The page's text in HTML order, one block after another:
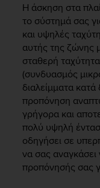
Η άσκηση στα
το σύστημά σας
και υψηλές
αυτής της ζώνης
σταθερή
(συνδυασμός
διαλείμματα
προπόνηση
γρήγορα και
πολύ υψηλή
οδηγήσει σε
να σας
προπόνησής σας